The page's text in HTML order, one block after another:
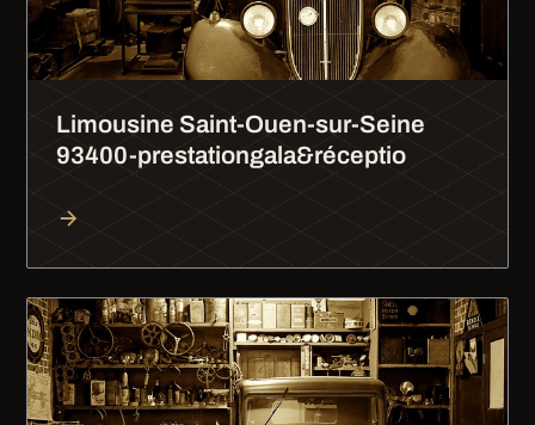
Limousine Saint-Ouen-sur-Seine
93400-prestationgala&réceptio